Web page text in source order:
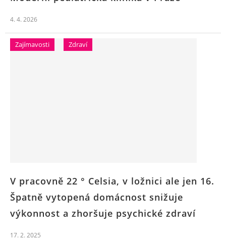
4. 4. 2026
Zajímavosti Zdraví
V pracovně 22 ° Celsia, v ložnici ale jen 16.
Špatně vytopená domácnost snižuje
výkonnost a zhoršuje psychické zdraví
17. 2. 2025